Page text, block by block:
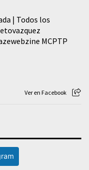
| Todos los
MCPTP
Ver en Facebook